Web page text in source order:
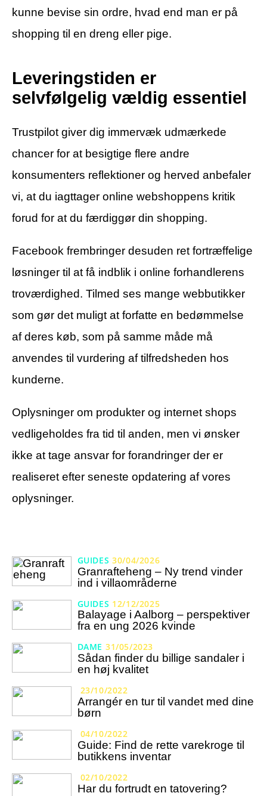
kunne bevise sin ordre, hvad end man er på
shopping til en dreng eller pige.
Leveringstiden er
selvfølgelig vældig essentiel
Trustpilot giver dig immervæk udmærkede
chancer for at besigtige flere andre
konsumenters reflektioner og herved anbefaler
vi, at du iagttager online webshoppens kritik
forud for at du færdiggør din shopping.
Facebook frembringer desuden ret fortræffelige
løsninger til at få indblik i online forhandlerens
troværdighed. Tilmed ses mange webbutikker
som gør det muligt at forfatte en bedømmelse
af deres køb, som på samme måde må
anvendes til vurdering af tilfredsheden hos
kunderne.
Oplysninger om produkter og internet shops
vedligeholdes fra tid til anden, men vi ønsker
ikke at tage ansvar for forandringer der er
realiseret efter seneste opdatering af vores
oplysninger.
GUIDES 30/04/2026
Granrafteheng – Ny trend vinder
ind i villaområderne
GUIDES 12/12/2025
Balayage i Aalborg – perspektiver
fra en ung 2026 kvinde
DAME 31/05/2023
Sådan finder du billige sandaler i
en høj kvalitet
23/10/2022
Arrangér en tur til vandet med dine
børn
04/10/2022
Guide: Find de rette varekroge til
butikkens inventar
02/10/2022
Har du fortrudt en tatovering?